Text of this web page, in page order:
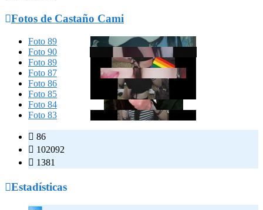
Fotos de Castaño Cami
Foto 89
Foto 90
Foto 89
Foto 87
Foto 86
Foto 85
Foto 84
Foto 83
 86
 102092
 1381
Estadísticas